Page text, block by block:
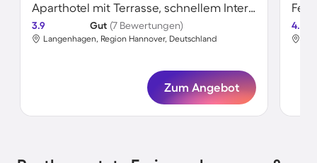
Aparthotel mit Terrasse, schnellem Internet und Grill | Ideal für Homeoffice
3.9 Gut (7 Bewertungen)
Langenhagen, Region Hannover, Deutschland
Zum Angebot
4.6